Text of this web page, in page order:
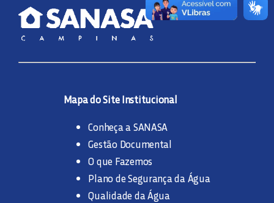
Mapa do Site Institucional
Conheça a SANASA
Gestão Documental
O que Fazemos
Plano de Segurança da Água
Qualidade da Água